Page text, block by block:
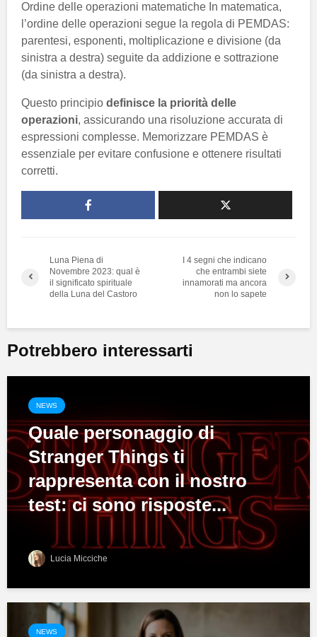
Ordine delle operazioni matematiche In matematica,
l’ordine delle operazioni segue la regola di PEMDAS:
parentesi, esponenti, moltiplicazione e divisione (da
sinistra a destra) seguite da addizione e sottrazione
(da sinistra a destra).
Questo principio definisce la priorità delle
operazioni, assicurando una risoluzione accurata di
espressioni complesse. Memorizzare PEMDAS è
essenziale per evitare confusione e ottenere risultati
corretti.
Luna Piena di
Novembre 2023: qual è
il significato spirituale
della Luna del Castoro
I 4 segni che indicano
che entrambi siete
innamorati ma ancora
non lo sapete
Potrebbero interessarti
NEWS
Quale personaggio di
Stranger Things ti
rappresenta con il nostro
test: ci sono risposte...
Lucia Micciche
NEWS